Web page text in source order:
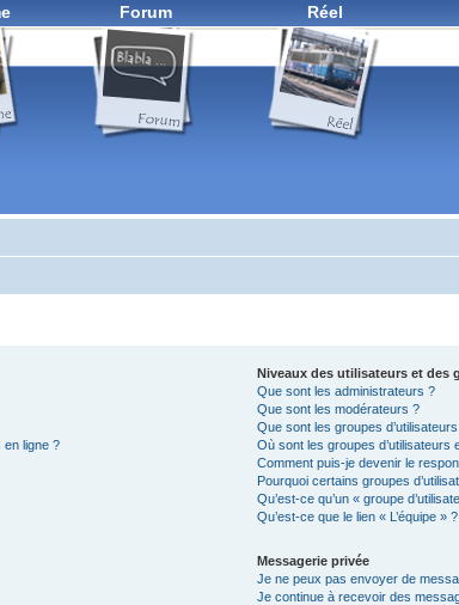
Forum Réel
en ligne ?
Niveaux des utilisateurs et des
Que sont les administrateurs ?
Que sont les modérateurs ?
Que sont les groupes
Où sont les groupes d’utilisateurs
Comment puis-je devenir le
Pourquoi certains groupes
Qu’est-ce qu’un « groupe
Qu’est-ce que le lien « L’équipe » ?
Messagerie privée
Je ne peux pas envoyer de
Je continue à recevoir des